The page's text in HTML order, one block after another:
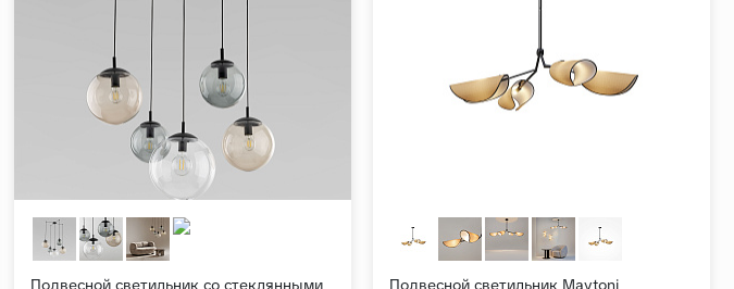
Подвесной светильник со стеклянными
Подвесной светильник Maytoni